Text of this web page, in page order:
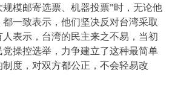
模邮寄选票、机器投票”时，无论他
一致表示，他们坚决反对台湾采取
表示，台湾的民主来之不易，当初
操控选举，力争建立了这种最简单
度，对双方都公正，不会轻易改